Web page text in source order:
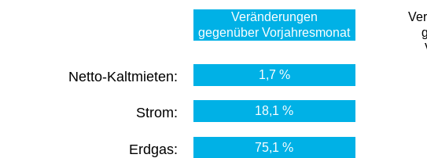
Veränderungen
gegenüber Vorjahresmonat
Netto-Kaltmieten: 1,7 %
Strom: 18,1 %
Erdgas: 75,1 %